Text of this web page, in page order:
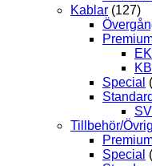
Kablar (127)
KB
Special
Tillbehör/
Special